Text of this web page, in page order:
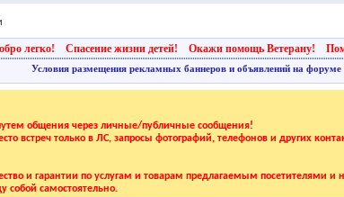
легко! Спасение жизни детей! Окажи помощь Ветерану!
Условия размещения рекламных баннеров и объявлений на форуме
общения через личные/публичные сообщения!
встреч только в ЛС, запросы фотографий, телефонов и других
и гарантии по услугам и товарам предлагаемым посетителями
самостоятельно.